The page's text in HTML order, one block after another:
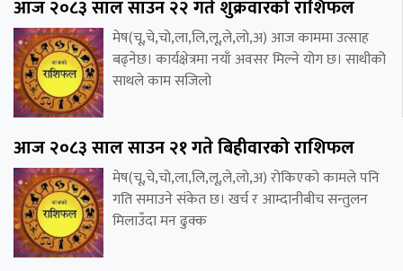
आज २०८३ साल साउन २२ गते शुक्रवारको राशिफल
मेष(चू,चे,चो,ला,लि,लू,ले,लो,अ) आज काममा उत्साह
बढ्नेछ। कार्यक्षेत्रमा नयाँ अवसर मिल्ने योग छ। साथीको
साथले काम सजिलो
आज २०८३ साल साउन २१ गते बिहीवारको राशिफल
मेष(चू,चे,चो,ला,लि,लू,ले,लो,अ) रोकिएको कामले पनि
गति समाउने संकेत छ। खर्च र आम्दानीबीच सन्तुलन
मिलाउँदा मन ढुक्क